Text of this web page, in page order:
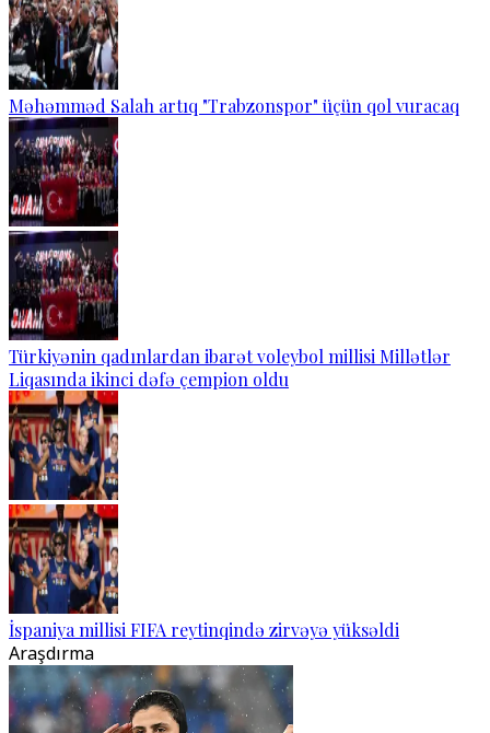
Məhəmməd Salah artıq "Trabzonspor" üçün qol vuracaq
Türkiyənin qadınlardan ibarət voleybol millisi Millətlər
Liqasında ikinci dəfə çempion oldu
İspaniya millisi FIFA reytinqində zirvəyə yüksəldi
Araşdırma